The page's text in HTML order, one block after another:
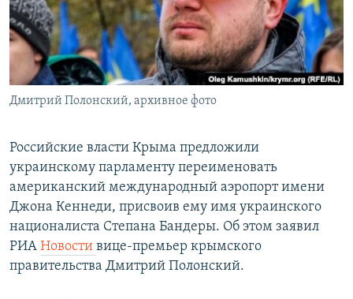
ПОБЕДИТЕЛЕЙ НЕ СУДЯТ?
КРЫМ.НЕПОКОРЕННЫЙ
ELIFBE
УКРАИНСКАЯ ПРОБЛЕМА КРЫМА
ПРИСОЕДИНЯЙТЕСЬ!
Дмитрий Полонский, архивное фото
Российские власти Крыма предложили
украинскому парламенту переименовать
американский международный аэропорт имени
Джона Кеннеди, присвоив ему имя украинского
националиста Степана Бандеры. Об этом заявил
РИА Новости вице-премьер крымского
правительства Дмитрий Полонский.